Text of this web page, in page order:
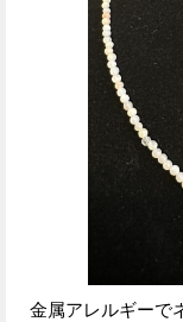
金属アレルギーで